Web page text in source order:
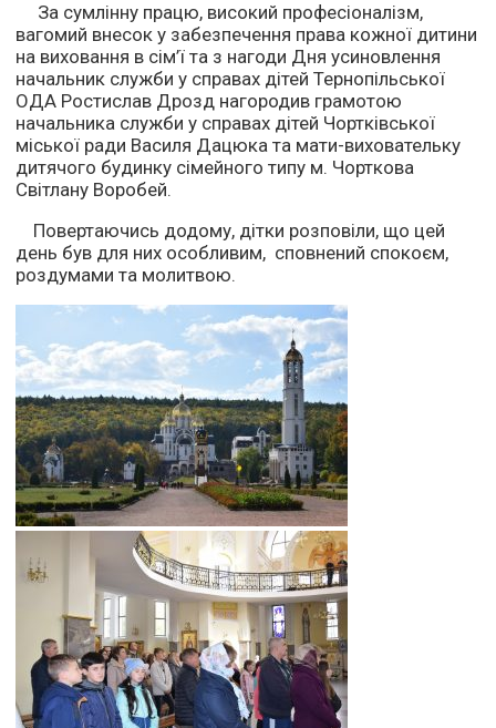
За сумлінну працю, високий професіоналізм,
вагомий внесок у забезпечення права кожної дитини
на виховання в сім’ї та з нагоди Дня усиновлення
начальник служби у справах дітей Тернопільської
ОДА Ростислав Дрозд нагородив грамотою
начальника служби у справах дітей Чортківської
міської ради Василя Дацюка та мати-виховательку
дитячого будинку сімейного типу м. Чорткова
Світлану Воробей.
Повертаючись додому, дітки розповіли, що цей
день був для них особливим, сповнений спокоєм,
роздумами та молитвою.